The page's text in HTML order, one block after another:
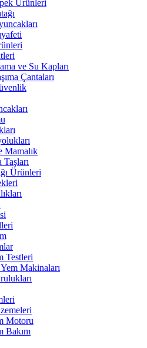
Ürünleri
ve Su Kapları
Çantaları
Mamalık
Ürünleri
Testleri
Makinaları
Motoru
Bakım